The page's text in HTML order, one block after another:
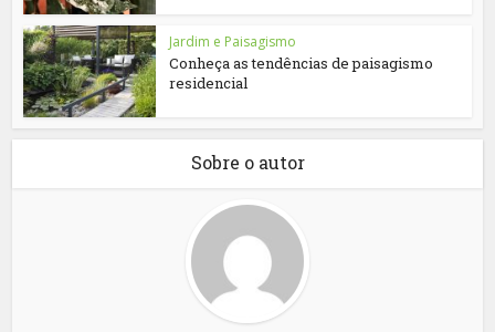
Jardim e Paisagismo
Conheça as tendências de paisagismo
residencial
Sobre o autor